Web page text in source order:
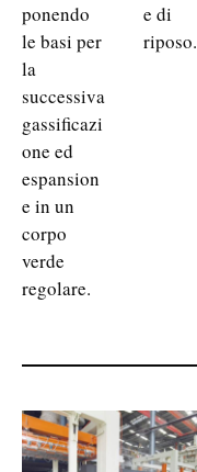
ponendo
le basi per
la
successiva
gassificazi
one ed
espansion
e in un
corpo
verde
regolare.
e di
riposo.